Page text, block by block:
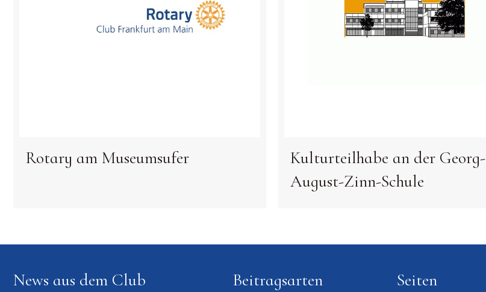
Rotary am Museumsufer
Kulturteilhabe an der Georg-
August-Zinn-Schule
News aus dem Club Beitragsarten Seiten